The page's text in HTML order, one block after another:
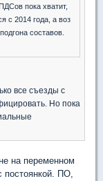
пока хватит,
с 2014 года, а воз
составов.
все съезды с
Но пока
на переменном
постоянкой. ПО,